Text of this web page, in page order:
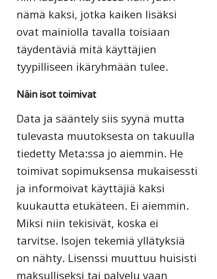
nämä kaksi, jotka kaiken lisäksi
ovat mainiolla tavalla toisiaan
täydentäviä mitä käyttäjien
tyypilliseen ikäryhmään tulee.
Näin isot toimivat
Data ja sääntely siis syynä mutta
tulevasta muutoksesta on takuulla
tiedetty Meta:ssa jo aiemmin. He
toimivat sopimuksensa mukaisessti
ja informoivat käyttäjiä kaksi
kuukautta etukäteen. Ei aiemmin.
Miksi niin tekisivät, koska ei
tarvitse. Isojen tekemiä yllätyksiä
on nähty. Lisenssi muuttuu huisisti
maksulliseksi tai palvelu vaan